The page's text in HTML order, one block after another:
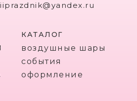
КАТАЛОГ
воздушные шары
события
оформление